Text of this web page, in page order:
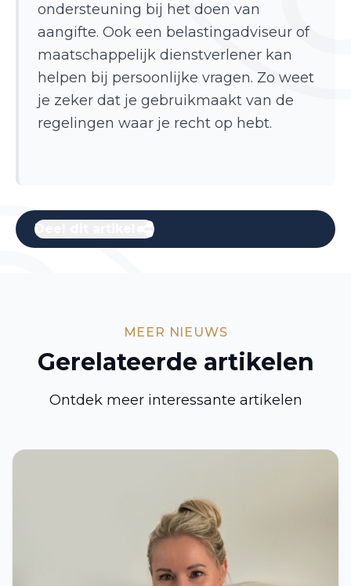
ondersteuning bij het doen van
aangifte. Ook een belastingadviseur of
maatschappelijk dienstverlener kan
helpen bij persoonlijke vragen. Zo weet
je zeker dat je gebruikmaakt van de
regelingen waar je recht op hebt.
Deel dit artikel
MEER NIEUWS
Gerelateerde artikelen
Ontdek meer interessante artikelen